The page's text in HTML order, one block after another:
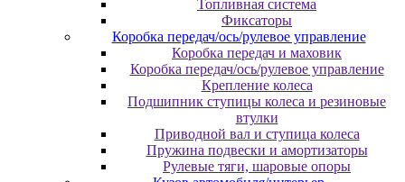
Топливная система
Фиксаторы
Коробка передач/ось/рулевое управление
Коробка передач и маховик
Коробка передач/ось/рулевое управление
Крепление колеса
Подшипник ступицы колеса и резиновые
втулки
Приводной вал и ступица колеса
Пружина подвески и амортизаторы
Рулевые тяги, шаровые опоры